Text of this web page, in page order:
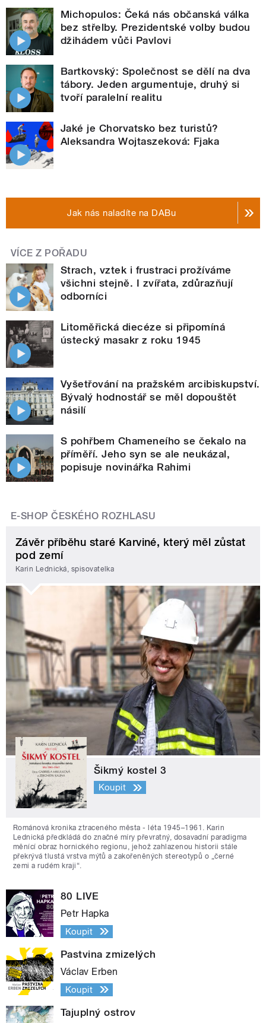
Michopulos: Čeká nás občanská válka
bez střelby. Prezidentské volby budou
džihádem vůči Pavlovi
Bartkovský: Společnost se dělí na dva
tábory. Jeden argumentuje, druhý si
tvoří paralelní realitu
Jaké je Chorvatsko bez turistů?
Aleksandra Wojtaszeková: Fjaka
Jak nás naladíte na DABu
VÍCE Z POŘADU
Strach, vztek i frustraci prožíváme
všichni stejně. I zvířata, zdůrazňují
odborníci
Litoměřická diecéze si připomíná
ústecký masakr z roku 1945
Vyšetřování na pražském arcibiskupství.
Bývalý hodnostář se měl dopouštět
násilí
S pohřbem Chameneího se čekalo na
příměří. Jeho syn se ale neukázal,
popisuje novinářka Rahimi
E-SHOP ČESKÉHO ROZHLASU
Závěr příběhu staré Karviné, který měl zůstat
pod zemí
Karin Lednická, spisovatelka
Šikmý kostel 3
Koupit
Románová kronika ztraceného města - léta 1945–1961. Karin
Lednická předkládá do značné míry převratný, dosavadní paradigma
měnící obraz hornického regionu, jehož zahlazenou historii stále
překrývá tlustá vrstva mýtů a zakořeněných stereotypů o „černé
zemi a rudém kraji“.
80 LIVE
Petr Hapka
Koupit
Pastvina zmizelých
Václav Erben
Koupit
Tajuplný ostrov